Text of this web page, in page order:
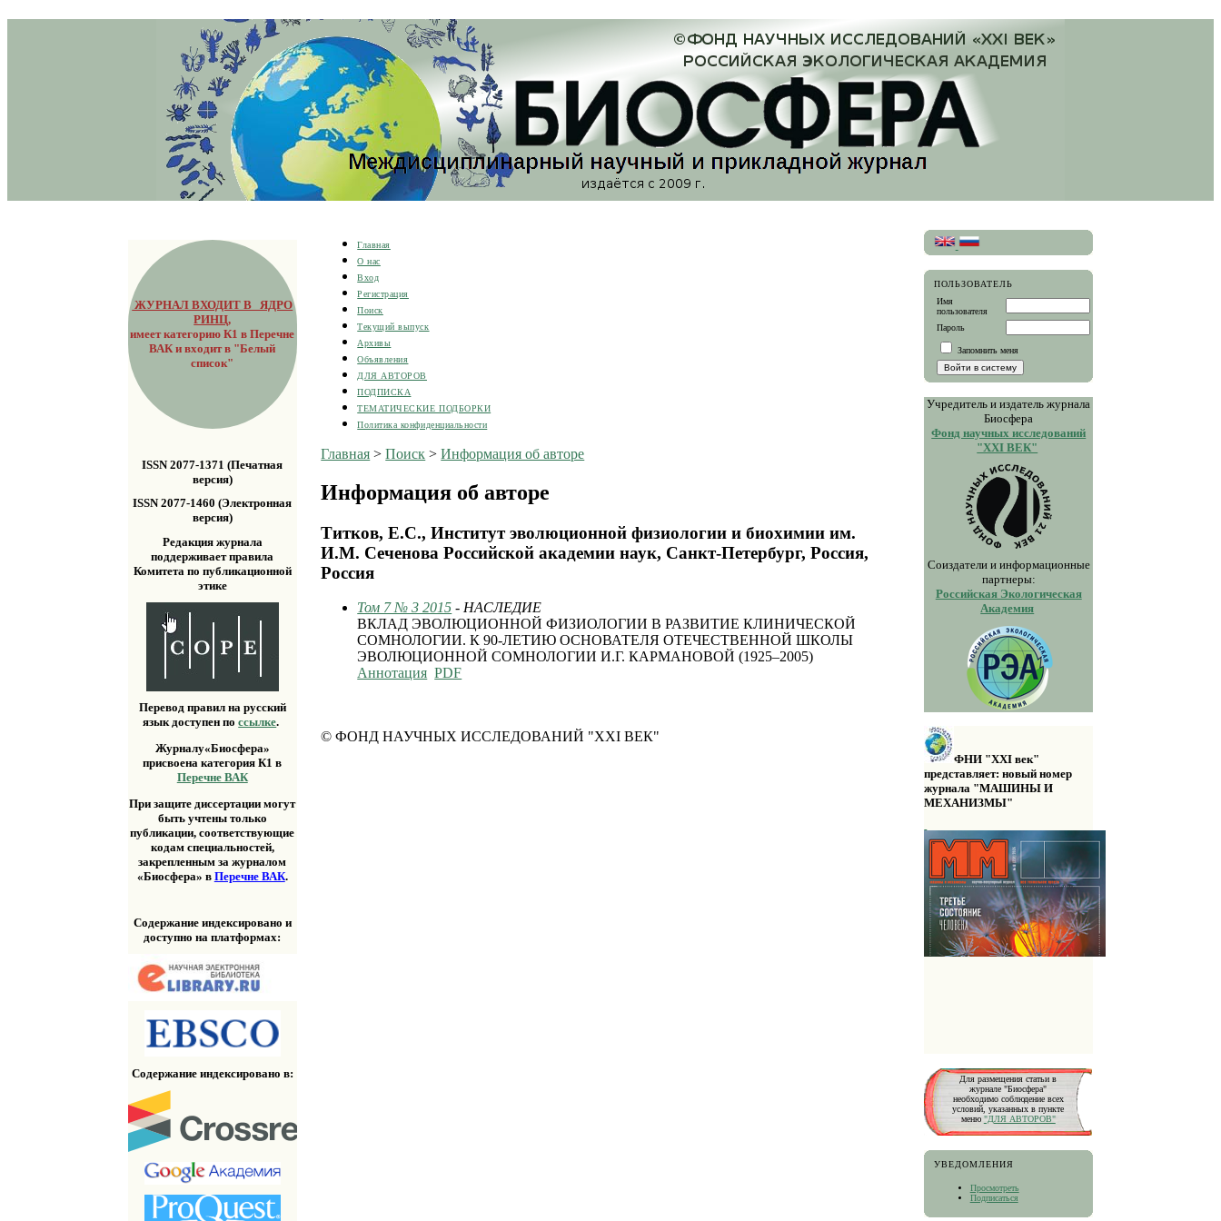
ЖУРНАЛ ВХОДИТ В ЯДРО
РИНЦ,
имеет категорию К1 в Перечне
ВАК и входит в "Белый
список"
ISSN 2077-1371 (Печатная
версия)
ISSN 2077-1460 (Электронная
версия)
Редакция журнала
поддерживает правила
Комитета по публикационной
этике
Перевод правил на русский
язык доступен поссылке.
Журналу«Биосфера»
присвоена категория К1 в
Перечне ВАК
При защите диссертации могут
быть учтены только
публикации, соответствующие
кодам специальностей,
закрепленным за журналом
«Биосфера» в Перечне ВАК.
Содержание индексировано и
доступно на платформах:
Содержание индексировано в:
ПОЛЬЗОВАТЕЛЬ
Имя
пользователя
Пароль
Запомнить меня
Учредитель и издатель журнала
Биосфера
Фонд научных исследований
"XXI ВЕК"
Соиздатели и информационные
партнеры:
Российская Экологическая
Академия
ФНИ "XXI век"
представляет: новый номер
журнала "МАШИНЫ И
МЕХАНИЗМЫ"
Для размещения статьи в
журнале "Биосфера"
необходимо соблюдение всех
условий, указанных в пункте
меню "ДЛЯ АВТОРОВ"
УВЕДОМЛЕНИЯ
Просмотреть
Подписаться
Главная
О нас
Вход
Регистрация
Поиск
Текущий выпуск
Архивы
Объявления
ДЛЯ АВТОРОВ
ПОДПИСКА
ТЕМАТИЧЕСКИЕ ПОДБОРКИ
Политика конфиденциальности
Главная >Поиск >Информация об авторе
Информация об авторе
Титков, Е.С., Институт эволюционной физиологии и биохимии им.
И.М. Сеченова Российской академии наук, Санкт-Петербург, Россия,
Россия
Том 7 № 3 2015 - НАСЛЕДИЕ
ВКЛАД ЭВОЛЮЦИОННОЙ ФИЗИОЛОГИИ В РАЗВИТИЕ КЛИНИЧЕСКОЙ
СОМНОЛОГИИ. К 90-ЛЕТИЮ ОСНОВАТЕЛЯ ОТЕЧЕСТВЕННОЙ ШКОЛЫ
ЭВОЛЮЦИОННОЙ СОМНОЛОГИИ И.Г. КАРМАНОВОЙ (1925–2005)
Аннотация PDF
© ФОНД НАУЧНЫХ ИССЛЕДОВАНИЙ "XXI ВЕК"